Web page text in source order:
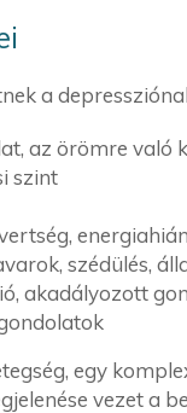
a
az örömre való
szint
szédülés,
akadályozott
egy
vezet a